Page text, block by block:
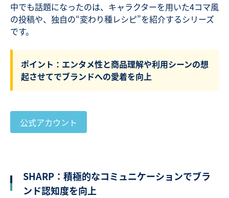
中でも話題になったのは、キャラクターを用いた4コマ風
の投稿や、独自の“変わり種レシピ”を紹介するシリーズ
です。
ポイント：エンタメ性と商品理解や利用シーンの想
起させてでブランドへの愛着を向上
公式アカウント
SHARP：積極的なコミュニケーションでブラ
ンド認知度を向上